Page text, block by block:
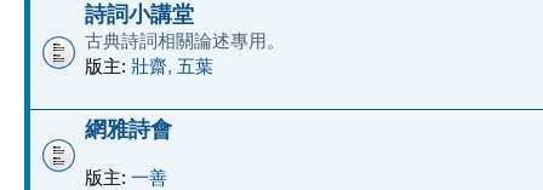
詩詞小講堂
古典詩詞相關論述專用。
版主: 壯齋, 五葉
網雅詩會
版主: 一善